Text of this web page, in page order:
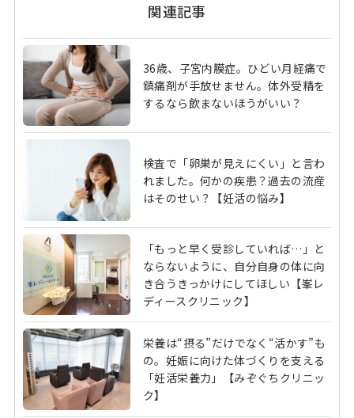
関連記事
36歳、子宮内膜症。ひどい月経痛で
鎮痛剤が手放せません。体外受精を
するなら飲まないほうがいい？
検査で「卵巣が見えにくい」と言わ
れました。何かの疾患？過去の流産
はそのせい？【妊活の悩み】
「もっと早く受診していれば…」と
ならないように、自分自身の体に向
き合うきっかけにしてほしい【峯レ
ディースクリニック】
栄養は“摂る”だけでなく“活かす”も
の。妊娠に向けた体づくりを支える
「妊活栄養力」【みぞぐちクリニッ
ク】